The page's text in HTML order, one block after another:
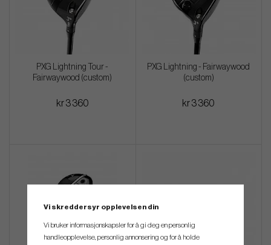
PXG Lightning Tour -
Fairwaywood (custom)
kr 3 360
PXG Lightning - Fairwaywood
(custom)
kr 3 360
Vi skreddersyr opplevelsen din
Vi bruker informasjonskapsler for å gi deg en personlig
handleopplevelse, personlig annonsering og for å holde